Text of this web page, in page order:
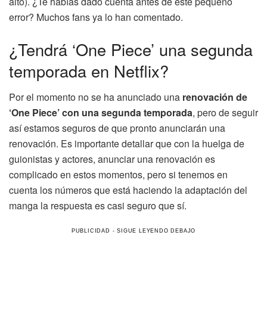
error? Muchos fans ya lo han comentado.
¿Tendrá ‘One Piece’ una segunda
temporada en Netflix?
Por el momento no se ha anunciado una renovación de
‘One Piece’ con una segunda temporada, pero de seguir
así estamos seguros de que pronto anunciarán una
renovación. Es importante detallar que con la huelga de
guionistas y actores, anunciar una renovación es
complicado en estos momentos, pero si tenemos en
cuenta los números que está haciendo la adaptación del
manga la respuesta es casi seguro que sí.